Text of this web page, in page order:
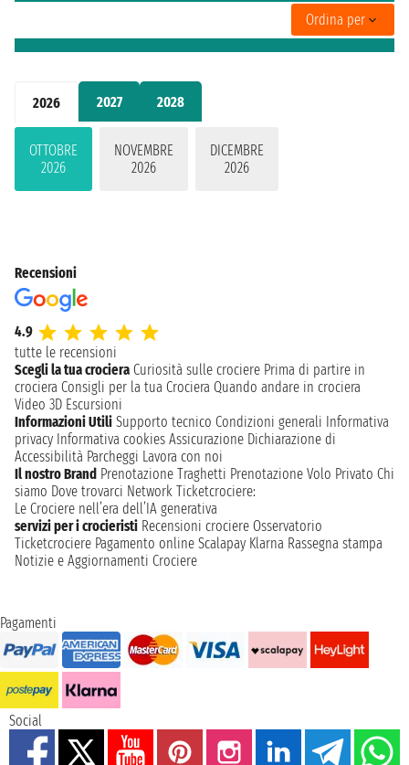
2026 2027 2028
OTTOBRE
2026
NOVEMBRE
2026
DICEMBRE
2026
Ordina per
Recensioni
4.9
tutte le recensioni
Scegli la tua crociera Curiosità sulle crociere Prima di partire in
crociera Consigli per la tua Crociera Quando andare in crociera
Video 3D Escursioni
Informazioni Utili Supporto tecnico Condizioni generali Informativa
privacy Informativa cookies Assicurazione Dichiarazione di
Accessibilità Parcheggi Lavora con noi
Il nostro Brand Prenotazione Traghetti Prenotazione Volo Privato Chi
siamo Dove trovarci Network Ticketcrociere:
Le Crociere nell’era dell’IA generativa
servizi per i crocieristi Recensioni crociere Osservatorio
Ticketcrociere Pagamento online Scalapay Klarna Rassegna stampa
Notizie e Aggiornamenti Crociere
Pagamenti
Social